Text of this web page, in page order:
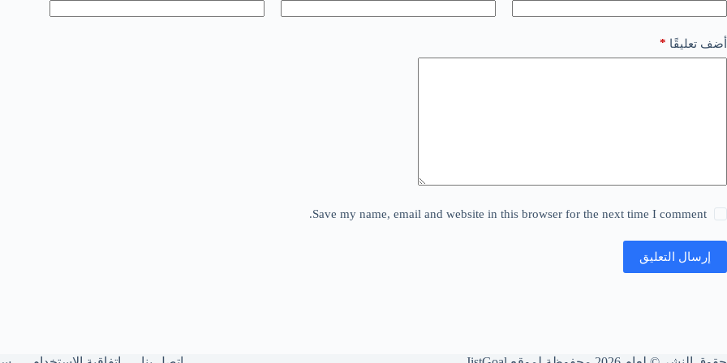
أضف تعليقًا *
Save my name, email and website in this browser for the next time I comment.
إرسال التعليق